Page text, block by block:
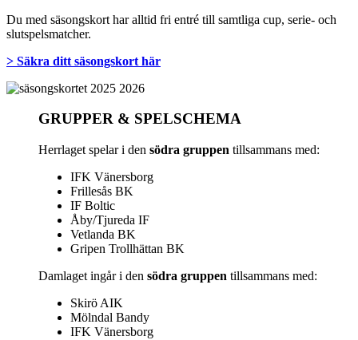
Du med säsongskort har alltid fri entré till samtliga cup, serie- och
slutspelsmatcher.
> Säkra ditt säsongskort här
GRUPPER & SPELSCHEMA
Herrlaget spelar i den södra gruppen tillsammans med:
IFK Vänersborg
Frillesås BK
IF Boltic
Åby/Tjureda IF
Vetlanda BK
Gripen Trollhättan BK
Damlaget ingår i den södra gruppen tillsammans med:
Skirö AIK
Mölndal Bandy
IFK Vänersborg